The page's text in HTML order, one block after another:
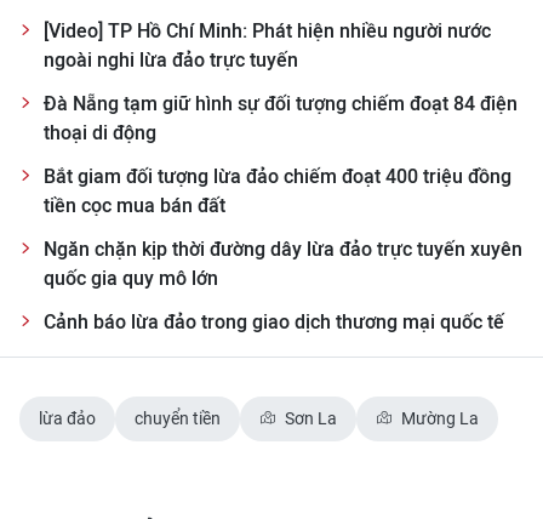
[Video] TP Hồ Chí Minh: Phát hiện nhiều người nước
ngoài nghi lừa đảo trực tuyến
Đà Nẵng tạm giữ hình sự đối tượng chiếm đoạt 84 điện
thoại di động
Bắt giam đối tượng lừa đảo chiếm đoạt 400 triệu đồng
tiền cọc mua bán đất
Ngăn chặn kịp thời đường dây lừa đảo trực tuyến xuyên
quốc gia quy mô lớn
Cảnh báo lừa đảo trong giao dịch thương mại quốc tế
lừa đảo chuyển tiền Sơn La Mường La